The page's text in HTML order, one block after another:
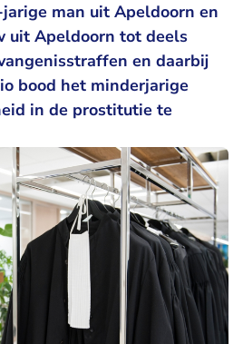
man uit Apeldoorn en
uit Apeldoorn tot deels
en daarbij
bood het minderjarige
in de prostitutie te